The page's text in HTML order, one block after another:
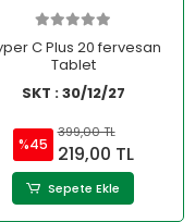
C Plus 20 fervesan
Tablet
SKT : 30/12/27
%45
399,00 TL
219,00 TL
Sepete Ekle